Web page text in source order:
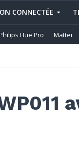
CONNECTÉE
Hue Pro Matter